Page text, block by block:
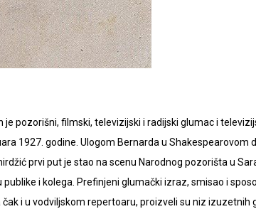
je pozorišni, filmski, televizijski i radijski glumac i
1927. godine. Ulogom Bernarda u Shakespearovom
prvi put je stao na scenu Narodnog pozorišta u
i kolega. Prefinjeni glumački izraz, smisao i
i u vodviljskom repertoaru, proizveli su niz izuzetnih